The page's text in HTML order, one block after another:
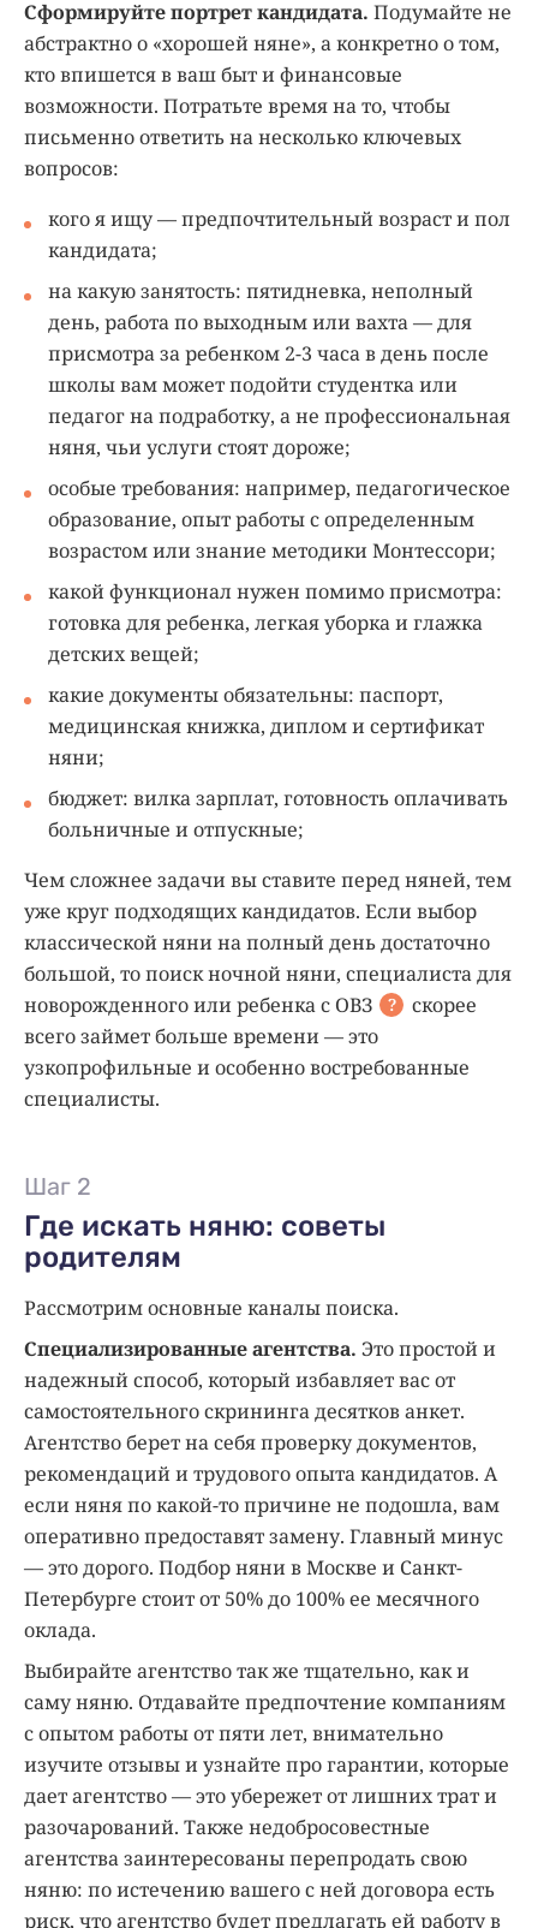
Сформируйте портрет кандидата. Подумайте не
абстрактно о «хорошей няне», а конкретно о том,
кто впишется в ваш быт и финансовые
возможности. Потратьте время на то, чтобы
письменно ответить на несколько ключевых
вопросов:
кого я ищу — предпочтительный возраст и пол
кандидата;
на какую занятость: пятидневка, неполный
день, работа по выходным или вахта — для
присмотра за ребенком 2-3 часа в день после
школы вам может подойти студентка или
педагог на подработку, а не профессиональная
няня, чьи услуги стоят дороже;
особые требования: например, педагогическое
образование, опыт работы с определенным
возрастом или знание методики Монтессори;
какой функционал нужен помимо присмотра:
готовка для ребенка, легкая уборка и глажка
детских вещей;
какие документы обязательны: паспорт,
медицинская книжка, диплом и сертификат
няни;
бюджет: вилка зарплат, готовность оплачивать
больничные и отпускные;
Чем сложнее задачи вы ставите перед няней, тем
уже круг подходящих кандидатов. Если выбор
классической няни на полный день достаточно
большой, то поиск ночной няни, специалиста для
новорожденного или ребенка с ОВЗ ?
скорее
всего займет больше времени — это
узкопрофильные и особенно востребованные
специалисты.
Шаг 2
Где искать няню: советы
родителям
Рассмотрим основные каналы поиска.
Специализированные агентства. Это простой и
надежный способ, который избавляет вас от
самостоятельного скрининга десятков анкет.
Агентство берет на себя проверку документов,
рекомендаций и трудового опыта кандидатов. А
если няня по какой-то причине не подошла, вам
оперативно предоставят замену. Главный минус
— это дорого. Подбор няни в Москве и Санкт-
Петербурге стоит от 50% до 100% ее месячного
оклада.
Выбирайте агентство так же тщательно, как и
саму няню. Отдавайте предпочтение компаниям
с опытом работы от пяти лет, внимательно
изучите отзывы и узнайте про гарантии, которые
дает агентство — это убережет от лишних трат и
разочарований. Также недобросовестные
агентства заинтересованы перепродать свою
няню: по истечению вашего с ней договора есть
риск, что агентство будет предлагать ей работу в